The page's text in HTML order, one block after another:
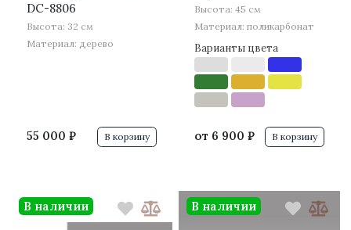
DC-8806
Высота: 32 см
Материал: дерево
55 000 ₽ В корзину
Высота: 45 см
Материал: поликарбонат
Варианты цвета
от 6 900 ₽ В корзину
В наличии В наличии